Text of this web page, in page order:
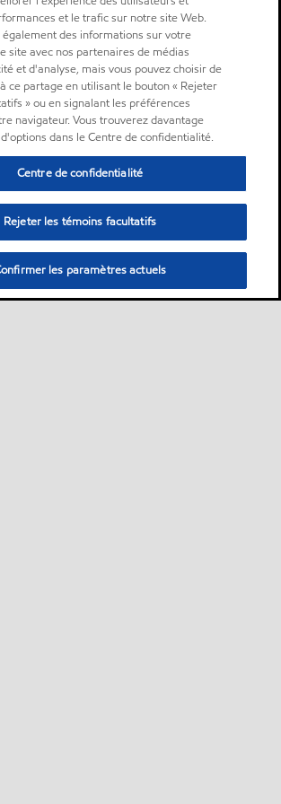
et le trafic sur notre site Web.
des informations sur votre
site avec nos partenaires de médias
et d'analyse, mais vous pouvez choisir de
ce partage en utilisant le bouton « Rejeter
» ou en signalant les préférences
navigateur. Vous trouverez davantage
dans le Centre de confidentialité.
Centre de confidentialité
Rejeter les témoins facultatifs
les paramètres actuels